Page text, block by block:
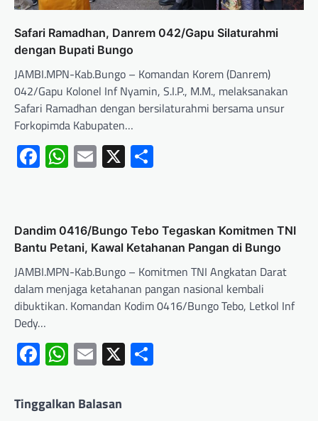
Safari Ramadhan, Danrem 042/Gapu Silaturahmi
dengan Bupati Bungo
JAMBI.MPN-Kab.Bungo – Komandan Korem (Danrem)
042/Gapu Kolonel Inf Nyamin, S.I.P., M.M., melaksanakan
Safari Ramadhan dengan bersilaturahmi bersama unsur
Forkopimda Kabupaten…
Facebook
WhatsApp
Email
X
Dandim 0416/Bungo Tebo Tegaskan Komitmen TNI
Bantu Petani, Kawal Ketahanan Pangan di Bungo
JAMBI.MPN-Kab.Bungo – Komitmen TNI Angkatan Darat
dalam menjaga ketahanan pangan nasional kembali
dibuktikan. Komandan Kodim 0416/Bungo Tebo, Letkol Inf
Dedy…
Facebook
WhatsApp
Email
X
Tinggalkan Balasan